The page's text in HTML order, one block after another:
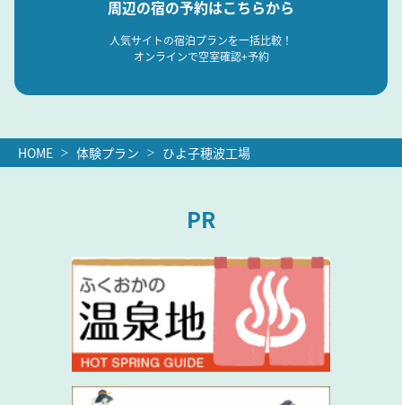
周辺の宿の予約はこちらから
人気サイトの宿泊プランを一括比較！
オンラインで空室確認+予約
HOME 体験プラン ひよ子穂波工場
PR